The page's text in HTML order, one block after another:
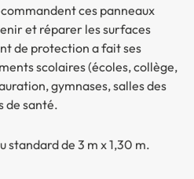
ces panneaux
et réparer les surfaces
de protection a fait ses
scolaires (écoles, collège,
gymnases, salles des
de santé.
standard de 3 m x 1,30 m.